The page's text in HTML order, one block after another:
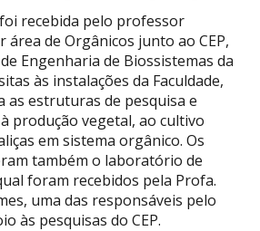
recebida pelo professor
área de Orgânicos junto ao CEP,
Engenharia de Biossistemas da
às instalações da Faculdade,
as estruturas de pesquisa e
produção vegetal, ao cultivo
em sistema orgânico. Os
também o laboratório de
foram recebidos pela Profa.
uma das responsáveis pelo
às pesquisas do CEP.